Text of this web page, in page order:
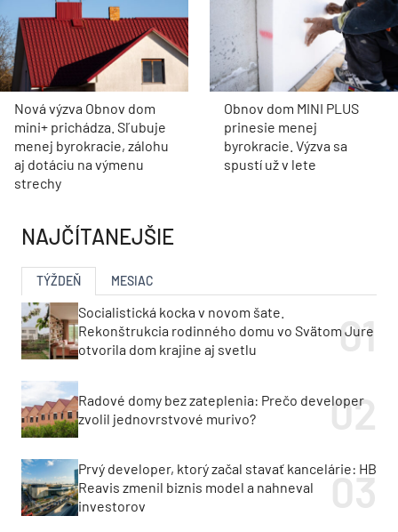
rohom. V Dúbravke
vyrastie nový bytový dom
Zelka
štvrťroku rástli pomalšie.
Nehnuteľnosti najviac
zdraželi v Košickom kraji
Projekt Rakyta napreduje.
Lucron spustil predaj
stovky nových bytov
Marián Hlavačka: V
Slovinsku takmer nevidím
vodky
ZELENÁ OBNOVA